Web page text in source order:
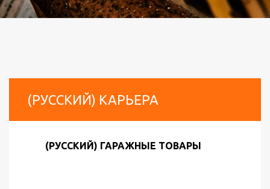
(РУССКИЙ) КАРЬЕРА
(РУССКИЙ) ГАРАЖНЫЕ ТОВАРЫ